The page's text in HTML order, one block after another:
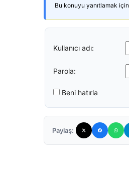
Bu konuyu yanıtlamak için
Kullanıcı adı:
Parola:
Beni hatırla
Paylaş: